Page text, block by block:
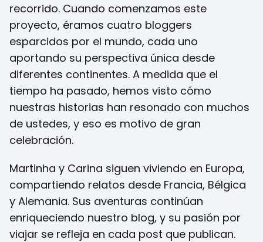
recorrido. Cuando comenzamos este
proyecto, éramos cuatro bloggers
esparcidos por el mundo, cada uno
aportando su perspectiva única desde
diferentes continentes. A medida que el
tiempo ha pasado, hemos visto cómo
nuestras historias han resonado con muchos
de ustedes, y eso es motivo de gran
celebración.
Martinha y Carina siguen viviendo en Europa,
compartiendo relatos desde Francia, Bélgica
y Alemania. Sus aventuras continúan
enriqueciendo nuestro blog, y su pasión por
viajar se refleja en cada post que publican.